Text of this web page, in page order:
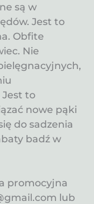
są w
Jest to
Obfite
Nie
to
nowe pąki
do sadzenia
badź w
promocyjna
lub